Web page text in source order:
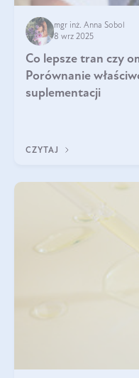
mgr inż. Anna Sobol
8 wrz 2025
Co lepsze tran czy
Porównanie
suplementacji
CZYTAJ